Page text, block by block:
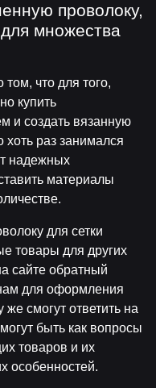
проволоку,
множества
что для того,
купить
и создать вязанную
хоть раз занимался
надежных
материалы
для сетки
товары для других
сайте обратный
для оформления
смогут ответить на
быть как вопросы
товаров и их
особенностей.